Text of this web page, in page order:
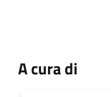
A cura di